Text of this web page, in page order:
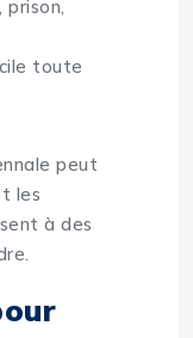
prison,
toute
peut
les
à des